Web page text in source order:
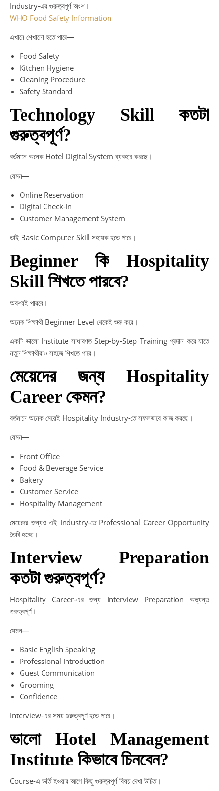
Industry-এর গুরুত্বপূর্ণ অংশ।
WHO Food Safety Information
এখানে শেখানো হতে পারে—
Food Safety
Kitchen Hygiene
Cleaning Procedure
Safety Standard
Technology Skill কতটা
গুরুত্বপূর্ণ?
বর্তমানে অনেক Hotel Digital System ব্যবহার করছে।
যেমন—
Online Reservation
Digital Check-In
Customer Management System
তাই Basic Computer Skill সহায়ক হতে পারে।
Beginner কি Hospitality
Skill শিখতে পারবে?
অবশ্যই পারবে।
অনেক শিক্ষার্থী Beginner Level থেকেই শুরু করে।
একটি ভালো Institute সাধারণত Step-by-Step Training প্রদান করে যাতে
নতুন শিক্ষার্থীরাও সহজে শিখতে পারে।
মেয়েদের জন্য Hospitality
Career কেমন?
বর্তমানে অনেক মেয়েই Hospitality Industry-তে সফলভাবে কাজ করছে।
যেমন—
Front Office
Food & Beverage Service
Bakery
Customer Service
Hospitality Management
মেয়েদের জন্যও এই Industry-তে Professional Career Opportunity
তৈরি হচ্ছে।
Interview Preparation
কতটা গুরুত্বপূর্ণ?
Hospitality Career-এর জন্য Interview Preparation অত্যন্ত
গুরুত্বপূর্ণ।
যেমন—
Basic English Speaking
Professional Introduction
Guest Communication
Grooming
Confidence
Interview-এর সময় গুরুত্বপূর্ণ হতে পারে।
ভালো Hotel Management
Institute কিভাবে চিনবেন?
Course-এ ভর্তি হওয়ার আগে কিছু গুরুত্বপূর্ণ বিষয় দেখা উচিত।